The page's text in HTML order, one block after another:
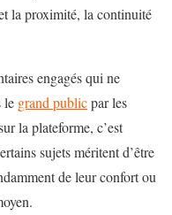
la proximité, la continuité
engagés qui ne
le grand publicpar les
la plateforme, c’est
sujets méritent d’être
de leur confort ou